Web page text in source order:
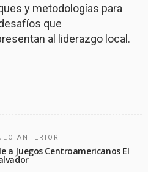
y metodologías para
que
al liderazgo local.
ANTERIOR
a Juegos Centroamericanos El